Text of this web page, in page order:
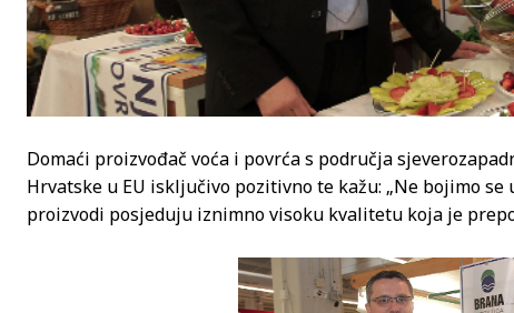
Domaći proizvođač voća i povrća s područja
Hrvatske u EU isključivo pozitivno te kažu: „Ne bojimo
proizvodi posjeduju iznimno visoku kvalitetu koja je